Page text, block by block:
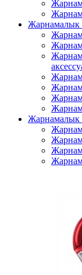
Жарнамалык
Жарнамалык